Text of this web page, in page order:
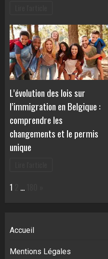
L’évolution des lois sur
l’immigration en Belgique :
comprendre les
changements et le permis
unique
Page:
1 …
Accueil
Mentions Légales